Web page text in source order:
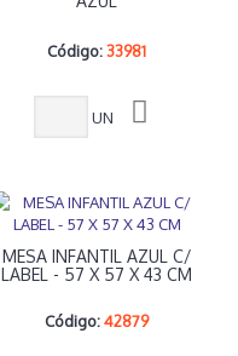
Código:33981
UN
MESA INFANTIL AZUL C/
LABEL - 57 X 57 X 43 CM
Código:42879